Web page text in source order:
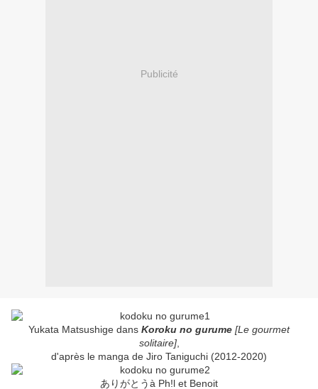
Publicité
Yukata Matsushige dans Koroku no gurume [Le gourmet
solitaire],
d'après le manga de Jiro Taniguchi (2012-2020)
ありがとうà Ph!l et Benoit